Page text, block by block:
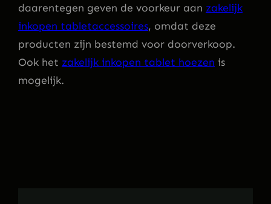
daarentegen geven de voorkeur aan zakelijk
inkopen tabletaccessoires, omdat deze
producten zijn bestemd voor doorverkoop.
Ook het zakelijk inkopen tablet hoezen is
mogelijk.